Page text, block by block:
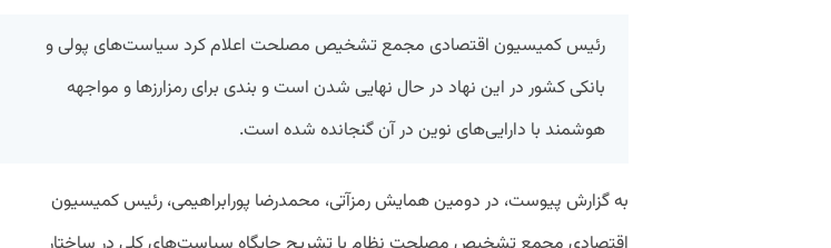
رئیس کمیسیون اقتصادی مجمع تشخیص مصلحت اعلام کرد سیاست‌های پولی و
بانکی کشور در این نهاد در حال نهایی شدن است و بندی برای رمزارزها و مواجهه
هوشمند با دارایی‌های نوین در آن گنجانده شده است.
به گزارش پیوست، در دومین همایش رمزآتی، محمدرضا پورابراهیمی، رئیس کمیسیون